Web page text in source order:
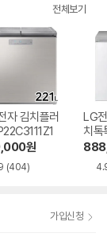
전체보기
자 김치플러
원
(404)
LG
치
1
가입신청